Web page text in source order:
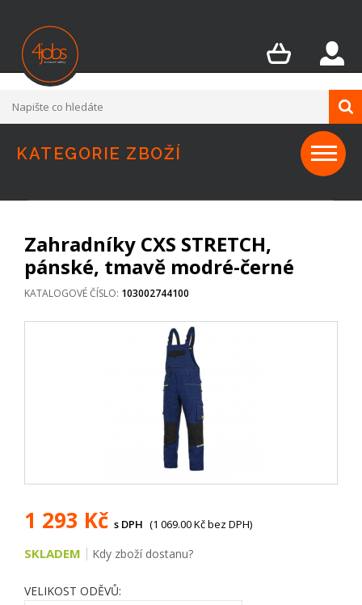
KATEGORIE ZBOŽÍ
Zahradníky CXS STRETCH,
pánské, tmavě modré-černé
KATALOGOVÉ ČÍSLO: 103002744100
1 293 Kč s DPH (1 069.00 Kč bez DPH)
SKLADEM Kdy zboží dostanu?
VELIKOST ODĚVŮ: